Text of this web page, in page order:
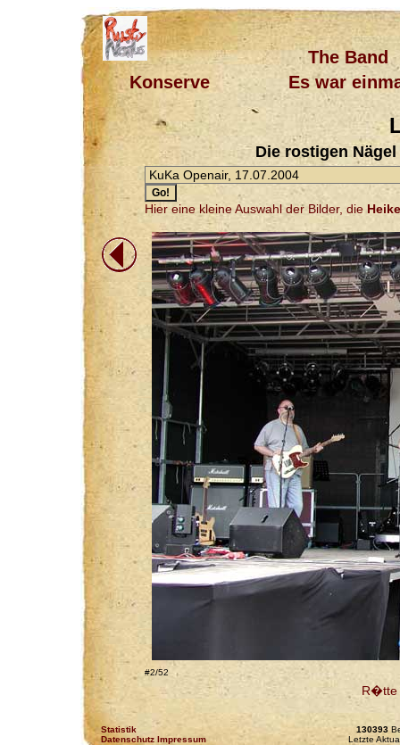
The Band
Konserve
Es war
Die rostigen
Hier eine kleine Auswahl der Bilder, die
#2/52
R�tte
Statistik
Datenschutz Impressum
130393
Letzte